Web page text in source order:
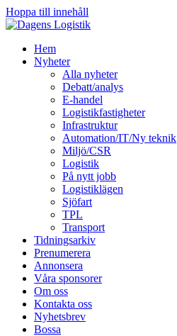
Hoppa till innehåll
Hem
Nyheter
Alla nyheter
Debatt/analys
E-handel
Logistikfastigheter
Infrastruktur
Automation/IT/Ny teknik
Miljö/CSR
Logistik
På nytt jobb
Logistiklägen
Sjöfart
TPL
Transport
Tidningsarkiv
Prenumerera
Annonsera
Våra sponsorer
Om oss
Kontakta oss
Nyhetsbrev
Bossa